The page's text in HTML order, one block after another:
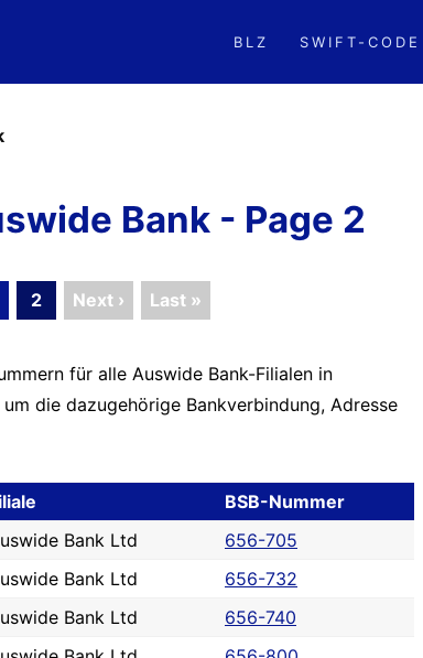
BLZ SWIFT-CODE
Bank - Page 2
2 Next › Last »
für alle Auswide Bank-Filialen in
die dazugehörige Bankverbindung, Adresse
BSB-Nummer
Bank Ltd
656-705
Bank Ltd
656-732
Bank Ltd
656-740